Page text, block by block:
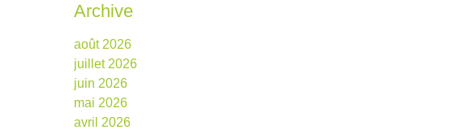
Archive
août 2026
juillet 2026
juin 2026
mai 2026
avril 2026